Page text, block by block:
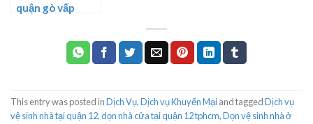
quận gò vấp
This entry was posted inDịch Vụ,Dịch vụ Khuyến Mạiand taggedDịch vụ
vệ sinh nhà tại quận 12,dọn nhà cửa tại quận 12 tphcm,Dọn vệ sinh nhà ở